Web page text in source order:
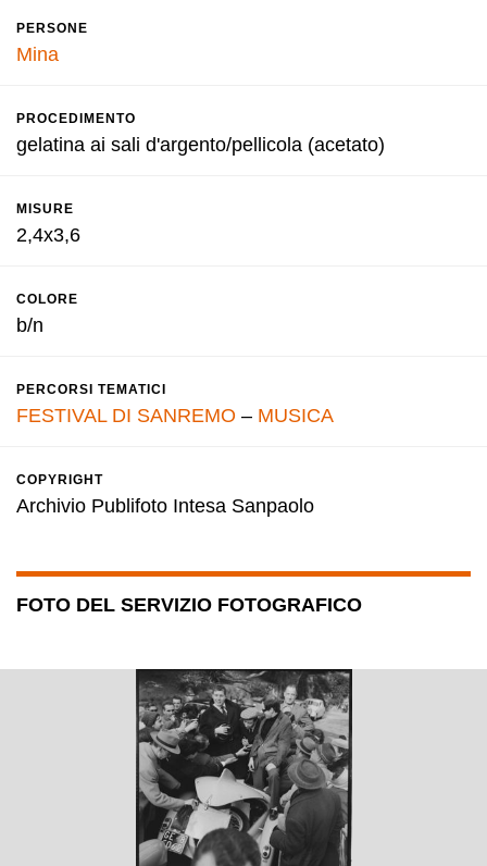
PERSONE
Mina
PROCEDIMENTO
gelatina ai sali d'argento/pellicola (acetato)
MISURE
2,4x3,6
COLORE
b/n
PERCORSI TEMATICI
FESTIVAL DI SANREMO – MUSICA
COPYRIGHT
Archivio Publifoto Intesa Sanpaolo
FOTO DEL SERVIZIO FOTOGRAFICO